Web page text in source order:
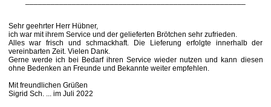
Sehr geehrter Herr Hübner,
ich war mit ihrem Service und der gelieferten Brötchen sehr zufrieden.
Alles war frisch und schmackhaft. Die Lieferung erfolgte innerhalb der
vereinbarten Zeit. Vielen Dank.
Gerne werde ich bei Bedarf ihren Service wieder nutzen und kann diesen
ohne Bedenken an Freunde und Bekannte weiter empfehlen.
Mit freundlichen Grüßen
Sigrid Sch. ... im Juli 2022